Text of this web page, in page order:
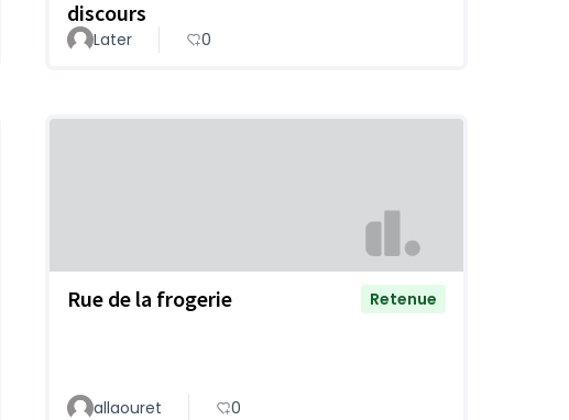
discours
Later 0
Rue de la frogerie Retenue
allaouret 0